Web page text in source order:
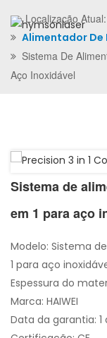
Localização Atual:
Alimentador De
Sistema De
Aço Inoxidável
Sistema de
em 1 para aço
Modelo: Sistema
1 para aço
Espessura do
Marca: HAIWEI
Data da garantia: 1